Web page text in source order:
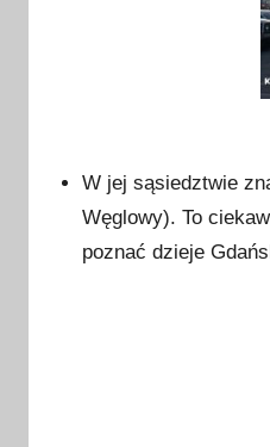
W jej sąsiedztwie
Węglowy). To
poznać dzieje